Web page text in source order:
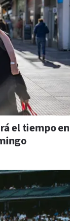
el tiempo en